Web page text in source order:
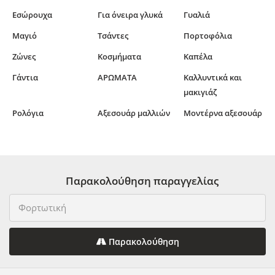
Εσώρουχα
Για όνειρα γλυκά
Γυαλιά
Μαγιό
Τσάντες
Πορτοφόλια
Ζώνες
Κοσμήματα
Καπέλα
Γάντια
ΑΡΩΜΑΤΑ
Καλλυντικά και
μακιγιάζ
Ρολόγια
Αξεσουάρ μαλλιών Μοντέρνα αξεσουάρ
Παρακολούθηση παραγγελίας
Παρακολούθηση